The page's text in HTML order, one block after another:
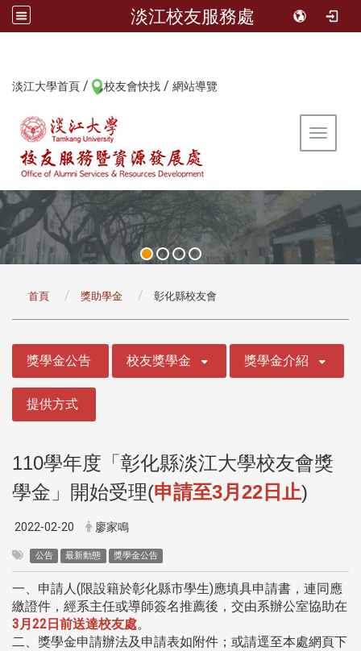
淡江校友服務處
淡江大學首頁 / 校友會快找 / 網站導覽
Toggle
首頁 獎助學金 彰化縣校友會
獎學金公告 校友獎學金 獎學金介紹
提供方式
110學年度「彰化縣淡江⼤學校友會獎
學⾦」開始受理(申請⾄3⽉ 22 ⽇⽌)
2022-02-20 廖家鳴
公告 最新動態 獎學金公告
一、申請人(限設籍於彰化縣市學生)應填具申請書，連同應
繳證件，經系主任或導師簽名推薦後，交由系辦公室協助在
3月22日前送達校友處。
二、獎學金申請辦法及申請表如附件；或請逕至本處網頁下